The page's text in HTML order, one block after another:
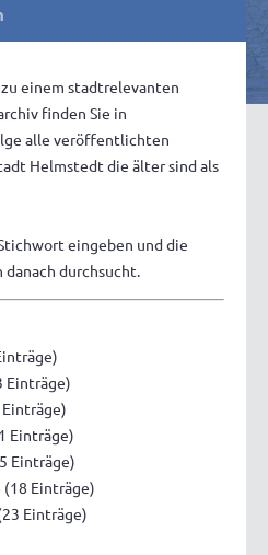
einem stadtrelevanten
finden Sie in
alle veröffentlichten
Helmstedt die älter sind als
eingeben und die
durchsucht.
Einträge)
Einträge)
Einträge)
(18 Einträge)
Einträge)